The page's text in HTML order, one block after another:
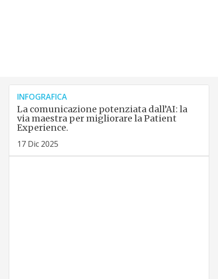
INFOGRAFICA
La comunicazione potenziata dall’AI: la
via maestra per migliorare la Patient
Experience.
17 Dic 2025